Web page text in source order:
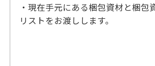
・現在手元にある梱包資材と梱包
リストをお渡しします。